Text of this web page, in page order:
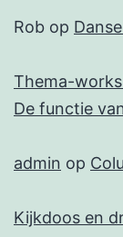
Rob op
Thema-
De functie
admin op
Kijkdoos en